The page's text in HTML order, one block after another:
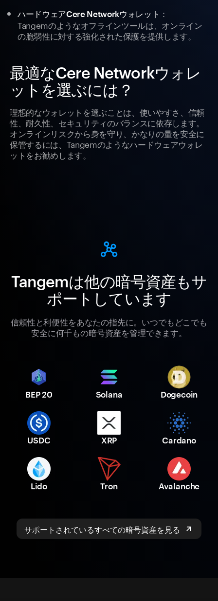
ハードウェアCere Networkウォレット ：
Tangemのようなオフラインツールは、オンライン
の脆弱性に対する強化された保護を提供します。
最適なCere Networkウォレ
ットを選ぶには？
理想的なウォレットを選ぶことは、使いやすさ、信頼
性、耐久性、セキュリティのバランスに依存します。
オンラインリスクから身を守り、かなりの量を安全に
保管するには、Tangemのようなハードウェアウォレ
ットをお勧めします。
Tangemは他の暗号資産もサ
ポートしています
信頼性と利便性をあなたの指先に。いつでもどこでも
安全に何千もの暗号資産を管理できます。
BEP 20 Solana Dogecoin
USDC XRP Cardano
Lido Tron Avalanche
サポートされているすべての暗号資産を見る